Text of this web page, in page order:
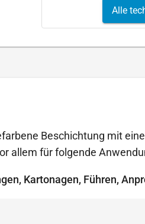
Alle
Beschichtung mit
allem für folgende
Kartonagen, Führen,